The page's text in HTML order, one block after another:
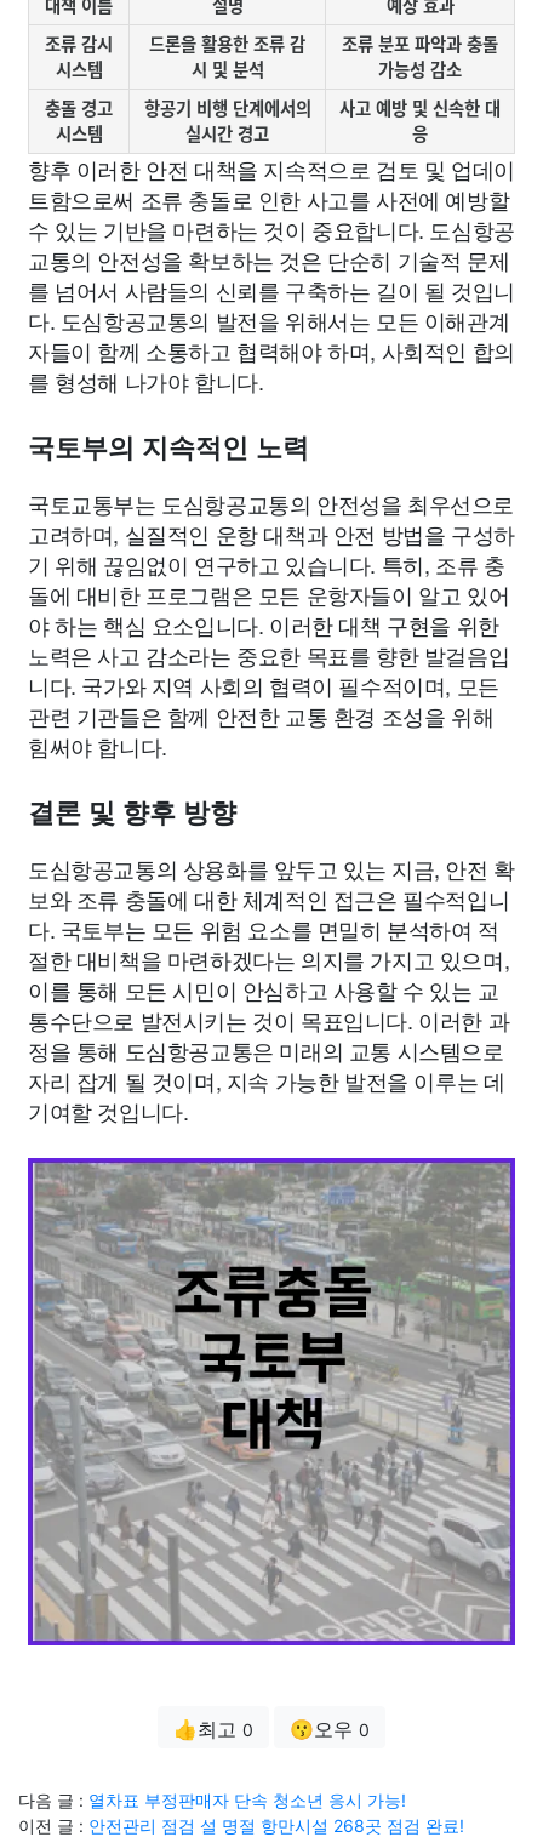
대책 이름 설명
예상 효과
조류 감시
시스템
드론을 활용한 조류 감
시 및 분석
조류 분포 파악과 충돌
가능성 감소
충돌 경고
시스템
항공기 비행 단계에서의
실시간 경고
사고 예방 및 신속한 대
응
향후 이러한 안전 대책을 지속적으로 검토 및 업데이
트함으로써 조류 충돌로 인한 사고를 사전에 예방할
수 있는 기반을 마련하는 것이 중요합니다. 도심항공
교통의 안전성을 확보하는 것은 단순히 기술적 문제
를 넘어서 사람들의 신뢰를 구축하는 길이 될 것입니
다. 도심항공교통의 발전을 위해서는 모든 이해관계
자들이 함께 소통하고 협력해야 하며, 사회적인 합의
를 형성해 나가야 합니다.
국토부의 지속적인 노력
국토교통부는 도심항공교통의 안전성을 최우선으로
고려하며, 실질적인 운항 대책과 안전 방법을 구성하
기 위해 끊임없이 연구하고 있습니다. 특히, 조류 충
돌에 대비한 프로그램은 모든 운항자들이 알고 있어
야 하는 핵심 요소입니다. 이러한 대책 구현을 위한
노력은 사고 감소라는 중요한 목표를 향한 발걸음입
니다. 국가와 지역 사회의 협력이 필수적이며, 모든
관련 기관들은 함께 안전한 교통 환경 조성을 위해
힘써야 합니다.
결론 및 향후 방향
도심항공교통의 상용화를 앞두고 있는 지금, 안전 확
보와 조류 충돌에 대한 체계적인 접근은 필수적입니
다. 국토부는 모든 위험 요소를 면밀히 분석하여 적
절한 대비책을 마련하겠다는 의지를 가지고 있으며,
이를 통해 모든 시민이 안심하고 사용할 수 있는 교
통수단으로 발전시키는 것이 목표입니다. 이러한 과
정을 통해 도심항공교통은 미래의 교통 시스템으로
자리 잡게 될 것이며, 지속 가능한 발전을 이루는 데
기여할 것입니다.
👍최고 0 😗오우 0
다음 글 : 열차표 부정판매자 단속 청소년 응시 가능!
이전 글 : 안전관리 점검 설 명절 항만시설 268곳 점검 완료!